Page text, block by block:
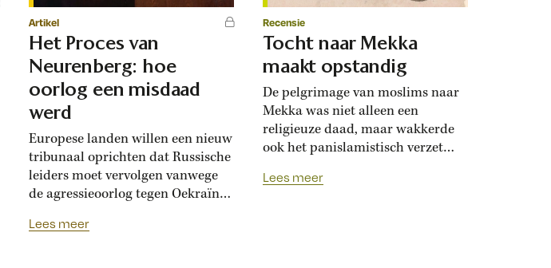
Artikel
Het Proces van
Neurenberg: hoe
oorlog een misdaad
werd
Europese landen willen een nieuw
tribunaal oprichten dat Russische
leiders moet vervolgen vanwege
de agressieoorlog tegen Oekraïne.
Neurenberg voor het eerst
Lees meer
Recensie
Tocht naar Mekka
maakt opstandig
De pelgrimage van moslims naar
Mekka was niet alleen een
religieuze daad, maar wakkerde
ook het panislamistisch verzet
vreesden koloniale machten
Lees meer